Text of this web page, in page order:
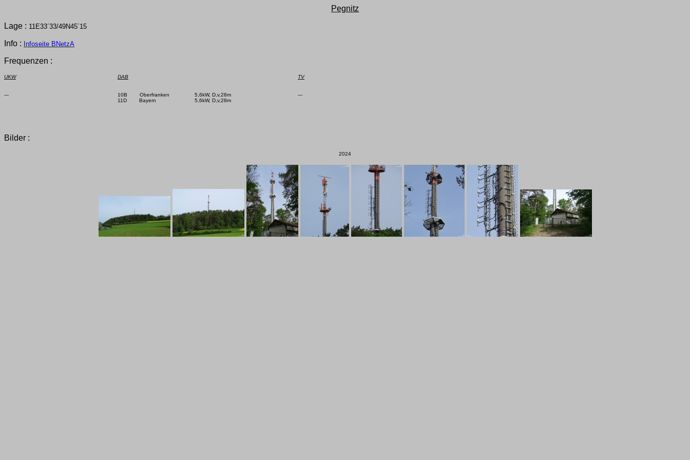
Pegnitz
Lage : 11E33´33/49N45´15
Info : Infoseite BNetzA
Frequenzen :
UKW
---
DAB
10B        Oberfranken
11D        Bayern
5,6kW, D,v,28m
5,6kW, D,v,28m
TV
---
Bilder :
2024